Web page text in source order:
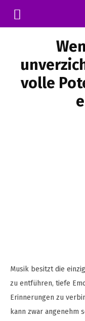
volle
Musik besitzt die
zu entführen, tiefe
Erinnerungen zu
kann zwar angenehm